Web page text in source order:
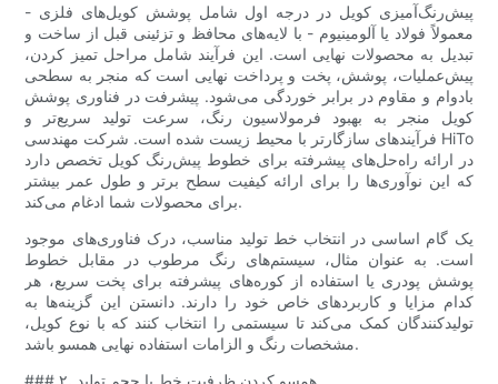
پیش‌رنگ‌آمیزی کویل در درجه اول شامل پوشش کویل‌های فلزی -
معمولاً فولاد یا آلومینیوم - با لایه‌های محافظ و تزئینی قبل از ساخت و
تبدیل به محصولات نهایی است. این فرآیند شامل مراحل تمیز کردن،
پیش‌عملیات، پوشش، پخت و پرداخت نهایی است که منجر به سطحی
بادوام و مقاوم در برابر خوردگی می‌شود. پیشرفت در فناوری پوشش
کویل منجر به بهبود فرمولاسیون رنگ، سرعت تولید سریع‌تر و
فرآیندهای سازگارتر با محیط زیست شده است. شرکت مهندسی HiTo
در ارائه راه‌حل‌های پیشرفته برای خطوط پیش‌رنگ کویل تخصص دارد
که این نوآوری‌ها را برای ارائه کیفیت سطح برتر و طول عمر بیشتر
برای محصولات شما ادغام می‌کند.
یک گام اساسی در انتخاب خط تولید مناسب، درک فناوری‌های موجود
است. به عنوان مثال، سیستم‌های رنگ مرطوب در مقابل خطوط
پوشش پودری یا استفاده از کوره‌های پیشرفته برای پخت سریع، هر
کدام مزایا و کاربردهای خاص خود را دارند. دانستن این گزینه‌ها به
تولیدکنندگان کمک می‌کند تا سیستمی را انتخاب کنند که با نوع کویل،
مشخصات رنگ و الزامات استفاده نهایی همسو باشد.
### ۲. همسو کردن ظرفیت خط با حجم تولید